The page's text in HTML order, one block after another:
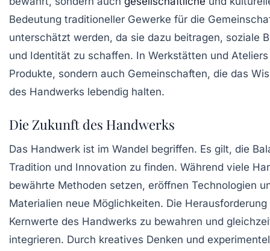
Bedeutung traditioneller Gewerke für die
unterschätzt werden, da sie dazu beitragen, soziale
und Identität zu schaffen. In Werkstätten und
Produkte, sondern auch Gemeinschaften, die das
des Handwerks lebendig halten.
Die Zukunft des Handwerks
Das Handwerk ist im Wandel begriffen. Es gilt, die
Tradition und Innovation zu finden. Während viele
bewährte Methoden setzen, eröffnen Technologien
Materialien neue Möglichkeiten. Die
Kernwerte des Handwerks zu bewahren und
integrieren. Durch kreatives Denken und